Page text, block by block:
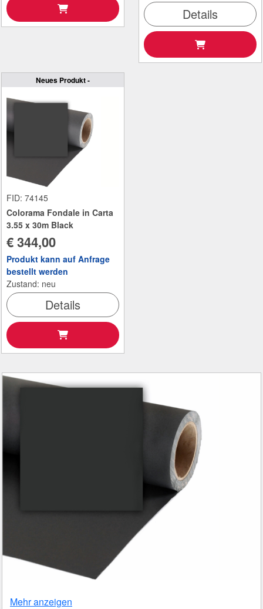
Details
Neues Produkt -
FID: 74145
Colorama Fondale in Carta
3.55 x 30m Black
€ 344,00
Produkt kann auf Anfrage
bestellt werden
Zustand: neu
Details
Mehr anzeigen